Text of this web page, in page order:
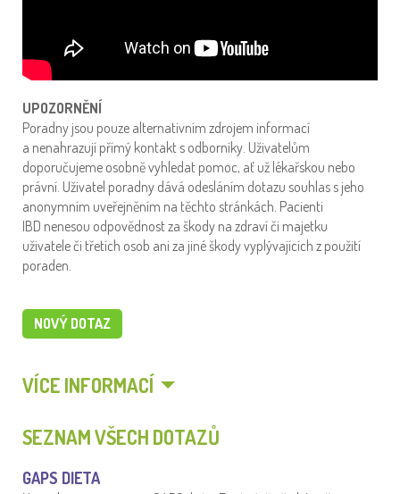
UPOZORNĚNÍ
Poradny jsou pouze alternativním zdrojem informací
a nenahrazují přímý kontakt s odborníky. Uživatelům
doporučujeme osobně vyhledat pomoc, ať už lékařskou nebo
právní. Uživatel poradny dává odesláním dotazu souhlas s jeho
anonymním uveřejněním na těchto stránkách. Pacienti
IBD nenesou odpovědnost za škody na zdraví či majetku
uživatele či třetích osob ani za jiné škody vyplývajících z použití
poraden.
NOVÝ DOTAZ
VÍCE INFORMACÍ
SEZNAM VŠECH DOTAZŮ
GAPS DIETA